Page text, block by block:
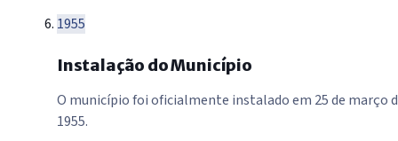
1955
Instalação do Município
O município foi oficialmente instalado em 25 de março
1955.